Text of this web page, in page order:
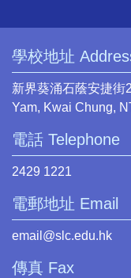
學校地址
新界葵涌石蔭安捷街
Yam, Kwai Chung,
電話 Telephone
2429 1221
電郵地址 Email
email@slc.edu.hk
傳真 Fax